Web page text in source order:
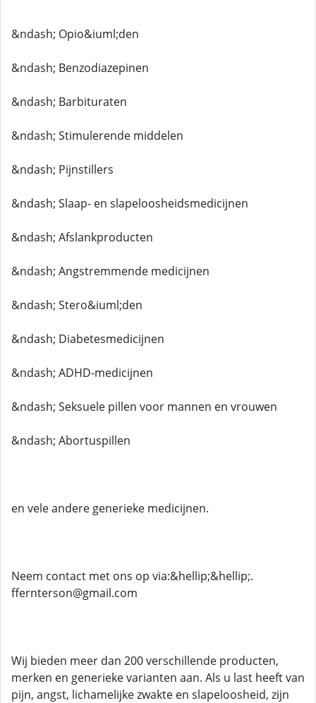
&ndash; Opio&iuml;den
&ndash; Benzodiazepinen
&ndash; Barbituraten
&ndash; Stimulerende middelen
&ndash; Pijnstillers
&ndash; Slaap- en slapeloosheidsmedicijnen
&ndash; Afslankproducten
&ndash; Angstremmende medicijnen
&ndash; Stero&iuml;den
&ndash; Diabetesmedicijnen
&ndash; ADHD-medicijnen
&ndash; Seksuele pillen voor mannen en vrouwen
&ndash; Abortuspillen
en vele andere generieke medicijnen.
Neem contact met ons op via:&hellip;&hellip;.
ffernterson@gmail.com
Wij bieden meer dan 200 verschillende producten,
merken en generieke varianten aan. Als u last heeft van
pijn, angst, lichamelijke zwakte en slapeloosheid, zijn